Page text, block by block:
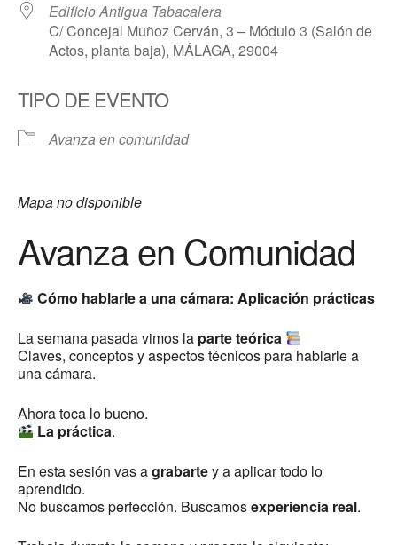
Edificio Antigua Tabacalera
C/ Concejal Muñoz Cerván, 3 – Módulo 3 (Salón de
Actos, planta baja), MÁLAGA, 29004
TIPO DE EVENTO
Avanza en comunidad
Mapa no disponible
Avanza en Comunidad
Cómo hablarle a una cámara: Aplicación prácticas
La semana pasada vimos la parte teórica
Claves, conceptos y aspectos técnicos para hablarle a
una cámara.
Ahora toca lo bueno.
La práctica.
En esta sesión vas agrabartey a aplicar todo lo
aprendido.
No buscamos perfección. Buscamosexperiencia real.